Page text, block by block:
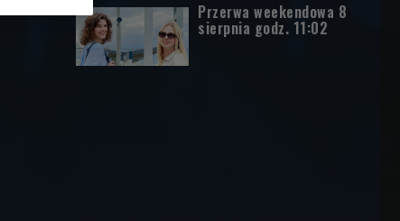
Przerwa weekendowa 8
sierpnia godz. 11:02